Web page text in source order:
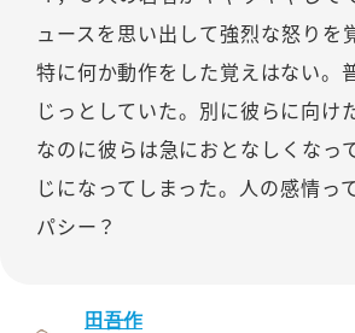
ュースを思い出して強烈な怒りを
特に何か動作をした覚えはない。
じっとしていた。別に彼らに向け
なのに彼らは急におとなしくなっ
じになってしまった。人の感情っ
パシー？
田吾作